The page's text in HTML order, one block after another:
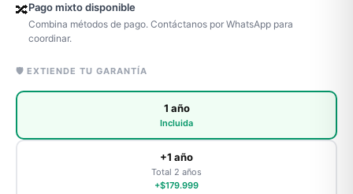
🔀Pago mixto disponible
Combina métodos de pago. Contáctanos por WhatsApp para
coordinar.
🛡️ EXTIENDE TU GARANTÍA
1 año
Incluida
+1 año
Total 2 años
+$179.999